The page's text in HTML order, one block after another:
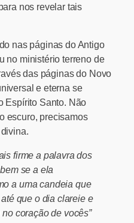
nos revelar tais
nas páginas do Antigo
no ministério terreno de
das páginas do Novo
e eterna se
Espírito Santo. Não
escuro, precisamos
firme a palavra dos
se a ela
a uma candeia que
que o dia clareie e
coração de vocês”